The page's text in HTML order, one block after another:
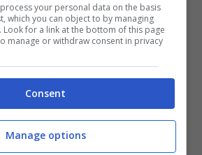
antisemitismo, arresti e
in tutta Italia: in
di Stormfront
your personal data on the basis
which you can object to by managing
for a link at the bottom of this page
manage or withdraw consent in privacy
Consent
Manage options